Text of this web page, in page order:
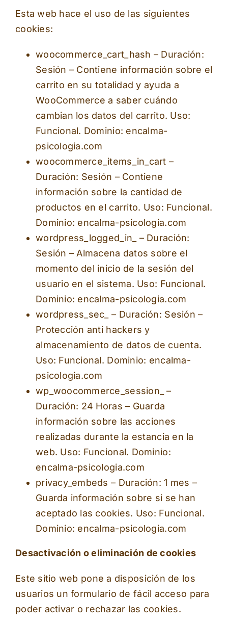
Esta web hace el uso de las siguientes
cookies:
woocommerce_cart_hash – Duración:
Sesión – Contiene información sobre el
carrito en su totalidad y ayuda a
WooCommerce a saber cuándo
cambian los datos del carrito. Uso:
Funcional. Dominio: encalma-
psicologia.com
woocommerce_items_in_cart –
Duración: Sesión – Contiene
información sobre la cantidad de
productos en el carrito. Uso: Funcional.
Dominio: encalma-psicologia.com
wordpress_logged_in_ – Duración:
Sesión – Almacena datos sobre el
momento del inicio de la sesión del
usuario en el sistema. Uso: Funcional.
Dominio: encalma-psicologia.com
wordpress_sec_ – Duración: Sesión –
Protección anti hackers y
almacenamiento de datos de cuenta.
Uso: Funcional. Dominio: encalma-
psicologia.com
wp_woocommerce_session_ –
Duración: 24 Horas – Guarda
información sobre las acciones
realizadas durante la estancia en la
web. Uso: Funcional. Dominio:
encalma-psicologia.com
privacy_embeds – Duración: 1 mes –
Guarda información sobre si se han
aceptado las cookies. Uso: Funcional.
Dominio: encalma-psicologia.com
Desactivación o eliminación de cookies
Este sitio web pone a disposición de los
usuarios un formulario de fácil acceso para
poder activar o rechazar las cookies.